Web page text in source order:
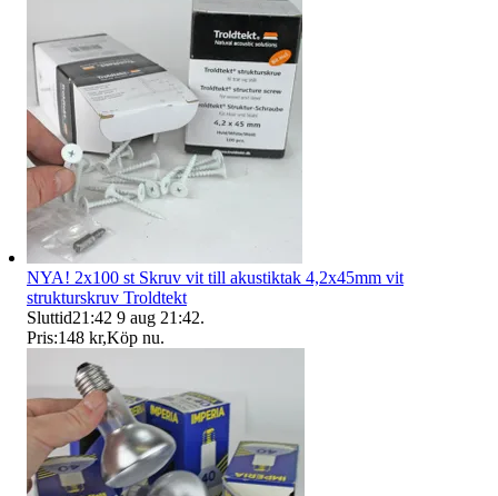
NYA! 2x100 st Skruv vit till akustiktak 4,2x45mm vit
strukturskruv Troldtekt
Sluttid21:42 9 aug 21:42.
Pris:148 kr,Köp nu.